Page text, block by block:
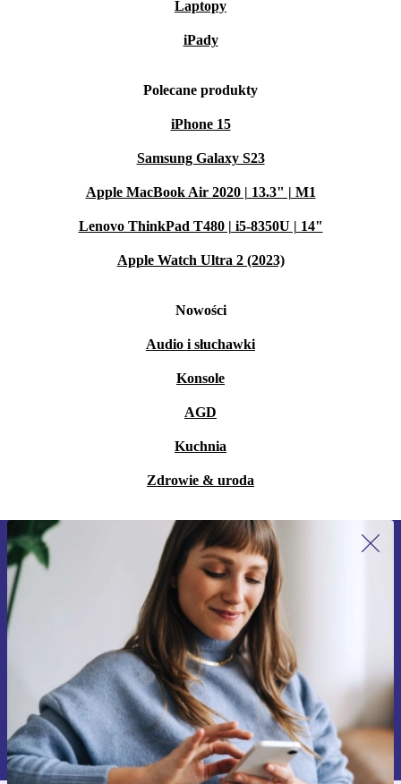
Laptopy
iPady
Polecane produkty
iPhone 15
Samsung Galaxy S23
Apple MacBook Air 2020 | 13.3" | M1
Lenovo ThinkPad T480 | i5-8350U | 14"
Apple Watch Ultra 2 (2023)
Nowości
Audio i słuchawki
Konsole
AGD
Kuchnia
Zdrowie & uroda
Zapisz się na nasz newsletter!
Nie przegap żadnej oferty.
Zarejestruj się
Informacje na temat używania danych osobowych znajdują się w
naszej
Polityce prywatności